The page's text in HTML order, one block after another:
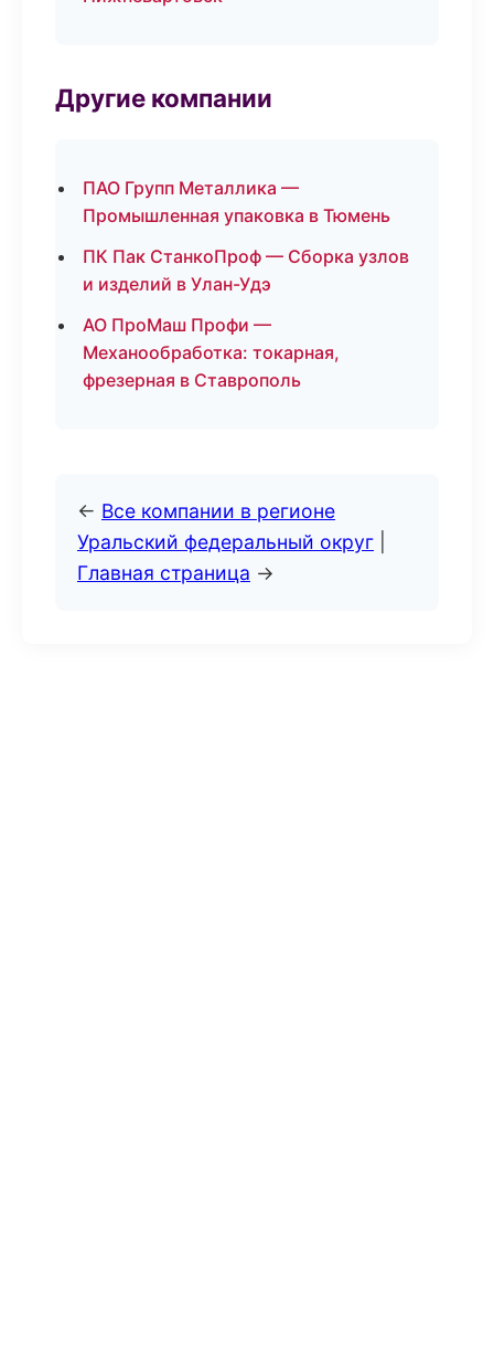
Другие компании
ПАО Групп Металлика —
Промышленная упаковка в Тюмень
ПК Пак СтанкоПроф — Сборка узлов
и изделий в Улан-Удэ
АО ПроМаш Профи —
Механообработка: токарная,
фрезерная в Ставрополь
← Все компании в регионе
Уральский федеральный округ
Главная страница →